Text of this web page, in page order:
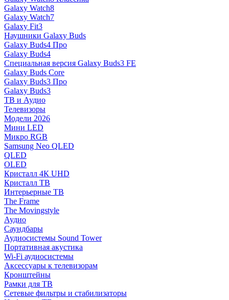
Galaxy Watch8
Galaxy Watch7
Galaxy Fit3
Наушники Galaxy Buds
Galaxy Buds4 Про
Galaxy Buds4
Специальная версия Galaxy Buds3 FE
Galaxy Buds Core
Galaxy Buds3 Про
Galaxy Buds3
ТВ и Аудио
Телевизоры
Модели 2026
Мини LED
Микро RGB
Samsung Neo QLED
QLED
OLED
Кристалл 4К UHD
Кристалл ТВ
Интерьерные ТВ
The Frame
The Movingstyle
Аудио
Саундбары
Аудиосистемы Sound Tower
Портативная акустика
Wi-Fi аудиосистемы
Аксессуары к телевизорам
Кронштейны
Рамки для ТВ
Сетевые фильтры и стабилизаторы